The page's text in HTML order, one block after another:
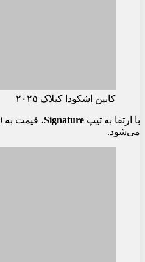
کابین اشکودا کیلاک ۲۰۲۵
با ارتقا به تیپ Signature
می‌شود.